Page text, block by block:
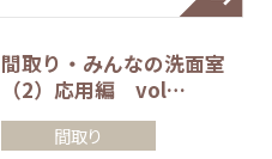
間取り・みんなの洗面室
（2）応用編 vol…
間取り